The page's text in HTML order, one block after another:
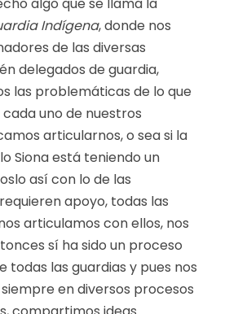
Indígena, donde nos
de las diversas
delegados de guardia,
las problemáticas de lo que
uno de nuestros
articularnos, o sea si la
Siona está teniendo un
así con lo de las
apoyo, todas las
articulamos con ellos, nos
sí ha sido un proceso
todas las guardias y pues nos
en diversos procesos